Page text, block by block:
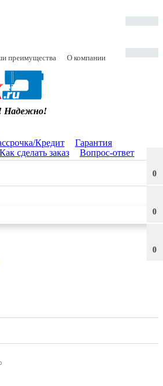
преимущества О компании
0
0
0
Надежно!
Кредит
Гарантия
Как сделать заказ Вопрос-ответ